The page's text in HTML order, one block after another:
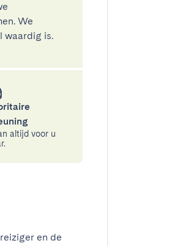
We
waardig is.
altijd voor u
en de